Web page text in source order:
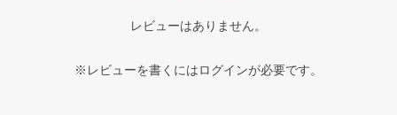
レビューはありません。
※レビューを書くにはログインが必要です。